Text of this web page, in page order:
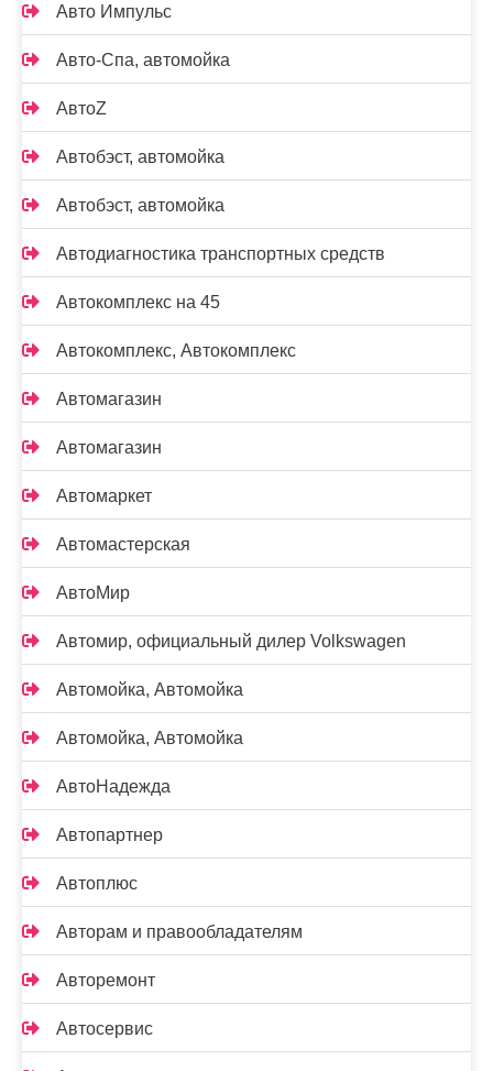
Авто Импульс
Авто-Спа, автомойка
АвтоZ
Автобэст, автомойка
Автобэст, автомойка
Автодиагностика транспортных средств
Автокомплекс на 45
Автокомплекс, Автокомплекс
Автомагазин
Автомагазин
Автомаркет
Автомастерская
АвтоМир
Автомир, официальный дилер Volkswagen
Автомойка, Автомойка
Автомойка, Автомойка
АвтоНадежда
Автопартнер
Автоплюс
Авторам и правообладателям
Авторемонт
Автосервис